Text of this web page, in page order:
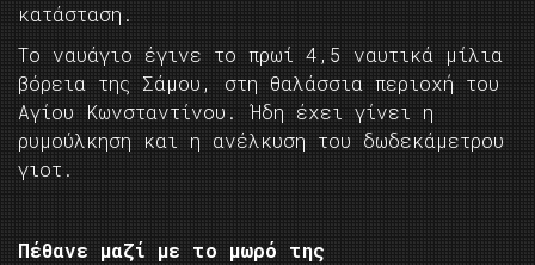
κατάσταση.
Το ναυάγιο έγινε το πρωί 4,5 ναυτικά μίλια
βόρεια της Σάμου, στη θαλάσσια περιοχή του
Αγίου Κωνσταντίνου. Ήδη έχει γίνει η
ρυμούλκηση και η ανέλκυση του δωδεκάμετρου
γιοτ.
Πέθανε μαζί με το μωρό της